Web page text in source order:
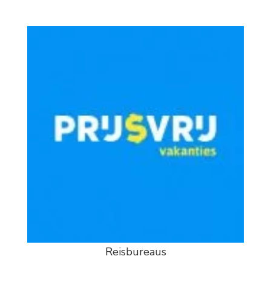
Reisbureaus